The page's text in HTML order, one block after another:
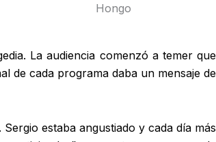
Hongo
La audiencia comenzó a temer que
de cada programa daba un mensaje de
estaba angustiado y cada día más